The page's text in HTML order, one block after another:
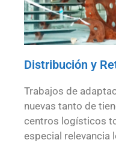
Distribución y
Trabajos de
nuevas tanto de
centros logísticos
especial relevancia